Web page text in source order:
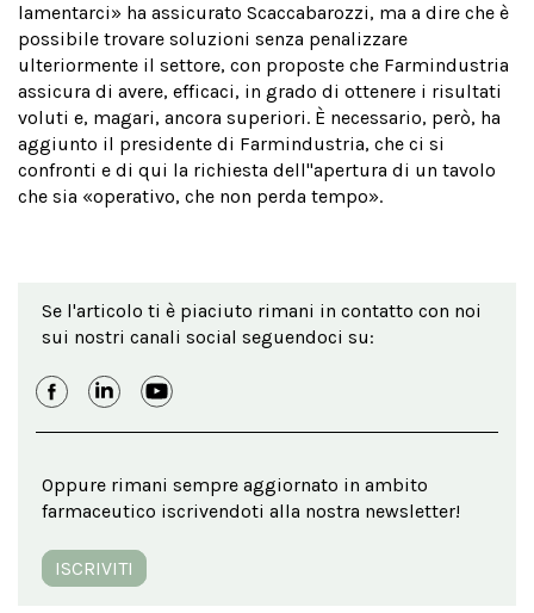
lamentarci» ha assicurato Scaccabarozzi, ma a dire che è
possibile trovare soluzioni senza penalizzare
ulteriormente il settore, con proposte che Farmindustria
assicura di avere, efficaci, in grado di ottenere i risultati
voluti e, magari, ancora superiori. È necessario, però, ha
aggiunto il presidente di Farmindustria, che ci si
confronti e di qui la richiesta dell''apertura di un tavolo
che sia «operativo, che non perda tempo».
Se l'articolo ti è piaciuto rimani in contatto con noi
sui nostri canali social seguendoci su:
Oppure rimani sempre aggiornato in ambito
farmaceutico iscrivendoti alla nostra newsletter!
ISCRIVITI